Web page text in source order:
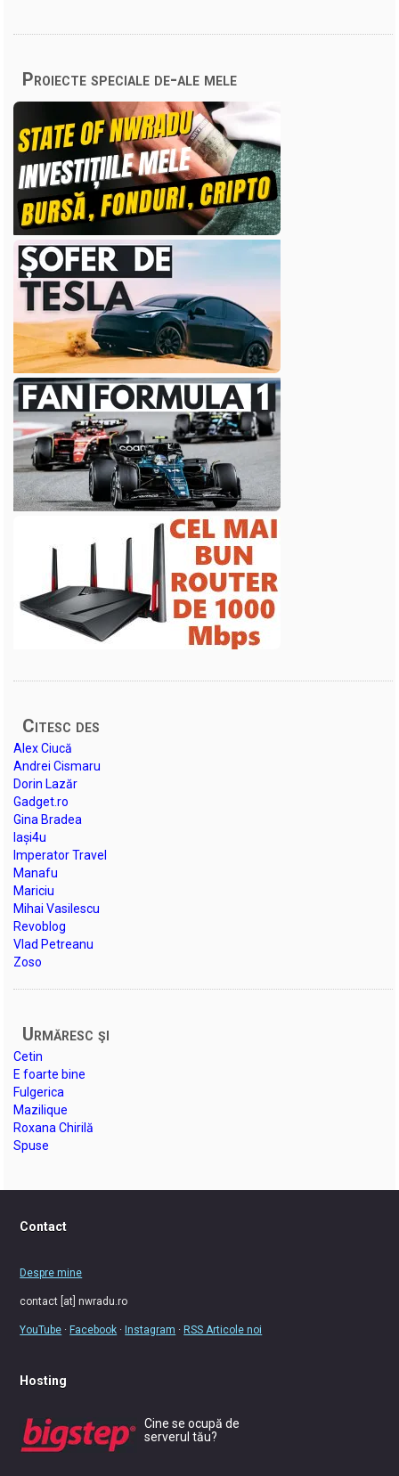
Proiecte speciale de-ale mele
Citesc des
Alex Ciucă
Andrei Cismaru
Dorin Lazăr
Gadget.ro
Gina Bradea
Iași4u
Imperator Travel
Manafu
Mariciu
Mihai Vasilescu
Revoblog
Vlad Petreanu
Zoso
Urmăresc şi
Cetin
E foarte bine
Fulgerica
Mazilique
Roxana Chirilă
Spuse
Contact
Despre mine
contact [at] nwradu.ro
YouTube · Facebook · Instagram · RSS Articole noi
Hosting
Cine se ocupă de
serverul tău?